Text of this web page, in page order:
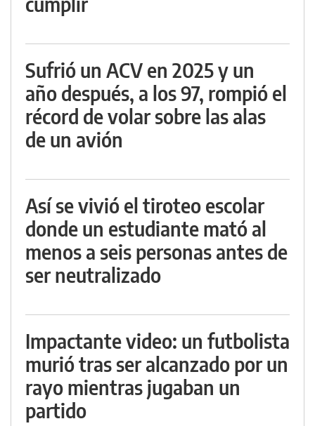
Sufrió un ACV en 2025 y un
año después, a los 97, rompió el
récord de volar sobre las alas
de un avión
Así se vivió el tiroteo escolar
donde un estudiante mató al
menos a seis personas antes de
ser neutralizado
Impactante video: un futbolista
murió tras ser alcanzado por un
rayo mientras jugaban un
partido